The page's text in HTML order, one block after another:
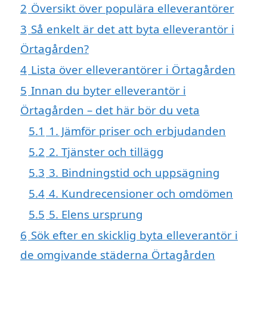
2 Översikt över populära elleverantörer
3 Så enkelt är det att byta elleverantör i
Örtagården?
4 Lista över elleverantörer i Örtagården
5 Innan du byter elleverantör i
Örtagården – det här bör du veta
5.1 1. Jämför priser och erbjudanden
5.2 2. Tjänster och tillägg
5.3 3. Bindningstid och uppsägning
5.4 4. Kundrecensioner och omdömen
5.5 5. Elens ursprung
6 Sök efter en skicklig byta elleverantör i
de omgivande städerna Örtagården